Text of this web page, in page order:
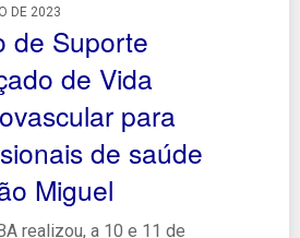
DE 2023
de Suporte
de Vida
para
de saúde
Miguel
realizou, a 10 e 11 de